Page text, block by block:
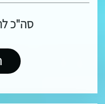
סה"כ